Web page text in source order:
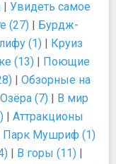
| Увидеть самое
(27) | Бурдж-
(1) | Круиз
(13) | Поющие
| Обзорные на
Озёра (7) | В мир
| Аттракционы
Парк Мушриф (1)
| В горы (11) |